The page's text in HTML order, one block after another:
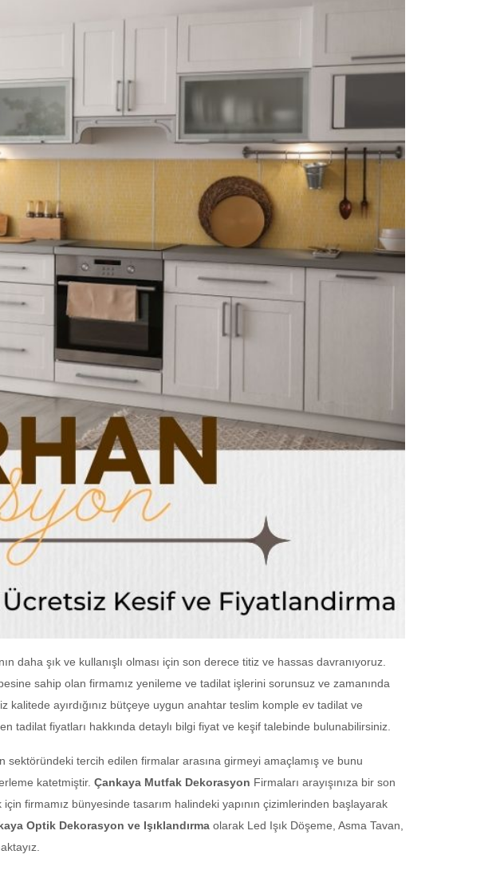
daha şık ve kullanışlı olması için son derece titiz ve hassas davranıyoruz.
sahip olan firmamız yenileme ve tadilat işlerini sorunsuz ve zamanında
kalitede ayırdığınız bütçeye uygun anahtar teslim komple ev tadilat ve
tadilat fiyatları hakkında detaylı bilgi fiyat ve keşif talebinde bulunabilirsiniz.
sektöründeki tercih edilen firmalar arasına girmeyi amaçlamış ve bunu
katetmiştir. Çankaya Mutfak Dekorasyon Firmaları arayışınıza bir son
firmamız bünyesinde tasarım halindeki yapının çizimlerinden başlayarak
Optik Dekorasyon ve Işıklandırma olarak Led Işık Döşeme, Asma Tavan,